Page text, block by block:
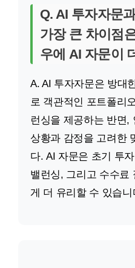
Q. AI 투자자문
가장 큰 차이점
우에 AI 자문이
A. AI 투자자문은 방대
로 객관적인 포트폴리
런싱을 제공하는 반면,
상황과 감정을 고려한
다. AI 자문은 초기 투
밸런싱, 그리고 수수료
게 더 유리할 수 있습니